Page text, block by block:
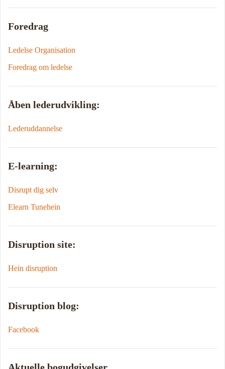
Foredrag
Ledelse Organisation
Foredrag om ledelse
Åben lederudvikling:
Lederuddannelse
E-learning:
Disrupt dig selv
Elearn Tunehein
Disruption site:
Hein disruption
Disruption blog:
Facebook